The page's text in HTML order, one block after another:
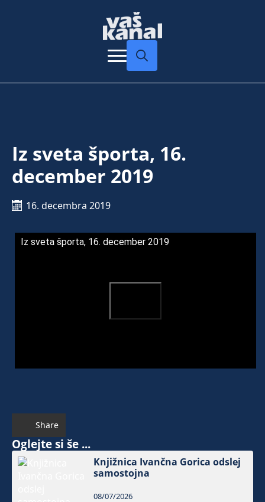
Iz sveta športa, 16.
december 2019
16. decembra 2019
Iz sveta športa, 16. december 2019
Share
Oglejte si še ...
Knjižnica Ivančna Gorica odslej
samostojna
08/07/2026